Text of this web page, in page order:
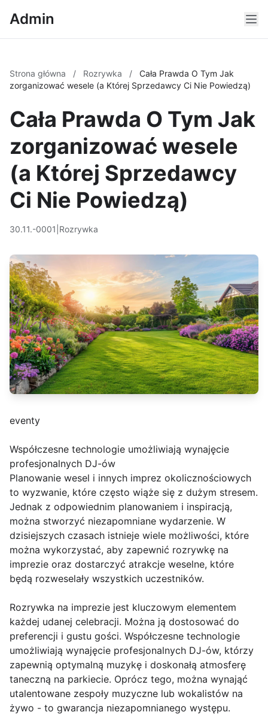
Admin
Strona główna / Rozrywka /
Cała Prawda O Tym Jak
zorganizować wesele (a Której Sprzedawcy Ci Nie Powiedzą)
Cała Prawda O Tym Jak
zorganizować wesele
(a Której Sprzedawcy
Ci Nie Powiedzą)
30.11.-0001 Rozrywka
eventy
Współczesne technologie umożliwiają wynajęcie
profesjonalnych DJ-ów
Planowanie wesel i innych imprez okolicznościowych
to wyzwanie, które często wiąże się z dużym stresem.
Jednak z odpowiednim planowaniem i inspiracją,
można stworzyć niezapomniane wydarzenie. W
dzisiejszych czasach istnieje wiele możliwości, które
można wykorzystać, aby zapewnić rozrywkę na
imprezie oraz dostarczyć atrakcje weselne, które
będą rozweselały wszystkich uczestników.
Rozrywka na imprezie jest kluczowym elementem
każdej udanej celebracji. Można ją dostosować do
preferencji i gustu gości. Współczesne technologie
umożliwiają wynajęcie profesjonalnych DJ-ów, którzy
zapewnią optymalną muzykę i doskonałą atmosferę
taneczną na parkiecie. Oprócz tego, można wynająć
utalentowane zespoły muzyczne lub wokalistów na
żywo - to gwarancja niezapomnianego występu.